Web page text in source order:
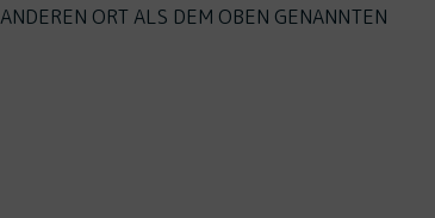
ORT ALS DEM OBEN GENANNTEN